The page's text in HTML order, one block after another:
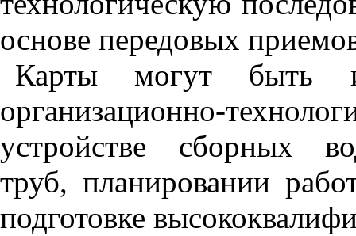
основе передовых
Карты могут быть
организационно-
устройстве сборных
труб, планировании
подготовке